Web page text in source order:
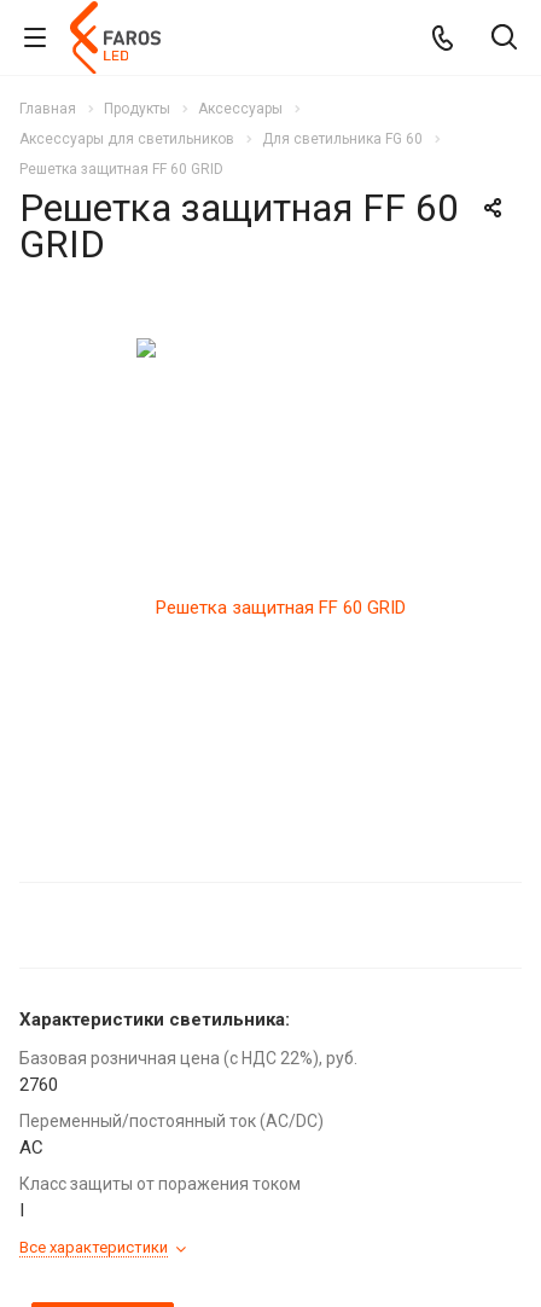
Главная Продукты
Аксессуары
Аксессуары для светильников
Для светильника FG 60
Решетка защитная FF 60 GRID
Решетка защитная FF 60
GRID
Характеристики светильника:
Базовая розничная цена (с НДС 22%), руб.
2760
Переменный/постоянный ток (AC/DC)
AC
Класс защиты от поражения током
I
Все характеристики